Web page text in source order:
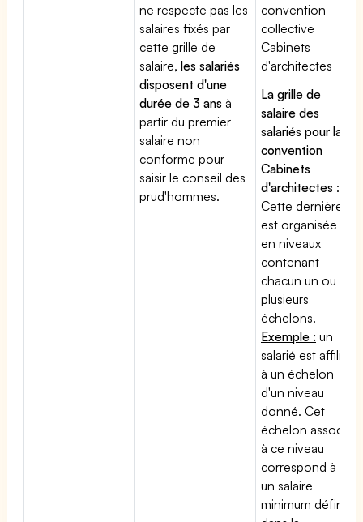
ne respecte pas les
salaires fixés par
cette grille de
salaire,les salariés
disposent d'une
durée de 3 ans à
partir du premier
salaire non
conforme pour
saisir le conseil des
prud'hommes.
convention
collective
Cabinets
d'architectes
La grille de
salaire des
salariés pour la
convention
Cabinets
d'architectes :
Cette dernière
est organisée
en niveaux
contenant
chacun un ou
plusieurs
échelons.
Exemple : un
salarié est affilié
à un échelon
d'un niveau
donné. Cet
échelon associé
à ce niveau
correspond à
un salaire
minimum défini